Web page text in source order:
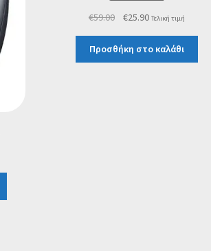
€59.00
Original
was:
€59.00.
€25.90Η
τιμή
είναι:
Τελική τιμή
Προσθήκη στο καλάθι